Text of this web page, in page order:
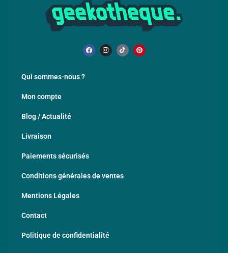
Qui sommes-nous ?
Mon compte
Blog / Actualité
Livraison
Paiements sécurisés
Conditions générales de ventes
Mentions Légales
Contact
Politique de confidentialité